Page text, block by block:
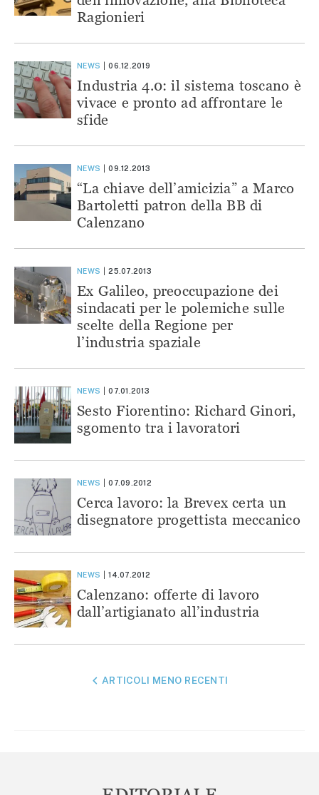
Ragionieri
NEWS 06.12.2019
Industria 4.0: il sistema toscano è
vivace e pronto ad affrontare le
sfide
NEWS 09.12.2013
“La chiave dell’amicizia” a Marco
Bartoletti patron della BB di
Calenzano
NEWS 25.07.2013
Ex Galileo, preoccupazione dei
sindacati per le polemiche sulle
scelte della Regione per
l’industria spaziale
NEWS 07.01.2013
Sesto Fiorentino: Richard Ginori,
sgomento tra i lavoratori
NEWS 07.09.2012
Cerca lavoro: la Brevex certa un
disegnatore progettista meccanico
NEWS 14.07.2012
Calenzano: offerte di lavoro
dall’artigianato all’industria
NAVIGAZIONEARTICOLI MENO RECENTI